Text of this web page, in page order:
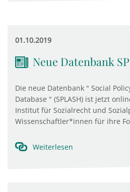
01.10.2019
Neue Datenbank
Die neue Datenbank " Social
Database " (SPLASH) ist jetzt
Institut für Sozialrecht und
Wissenschaftler*innen für ihre
Weiterlesen